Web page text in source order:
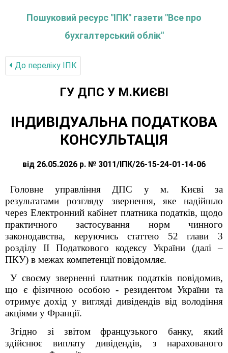
Пошуковий ресурс "ІПК" газети "Все про
бухгалтерський облік"
До переліку IПК
ГУ ДПС У М.КИЄВІ
ІНДИВІДУАЛЬНА ПОДАТКОВА
КОНСУЛЬТАЦІЯ
від 26.05.2026 р. № 3011/ІПК/26-15-24-01-14-06
Головне управління ДПС у м. Києві за
результатами розгляду звернення, яке надійшло
через Електронний кабінет платника податків, щодо
практичного застосування норм чинного
законодавства, керуючись статтею 52 глави 3
розділу ІІ Податкового кодексу України (далі –
ПКУ) в межах компетенції повідомляє.
У своєму зверненні платник податків повідомив,
що є фізичною особою - резидентом України та
отримує дохід у вигляді дивідендів від володіння
акціями у Франції.
Згідно зі звітом французького банку, який
здійснює виплату дивідендів, з нарахованого